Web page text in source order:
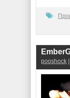
pooshock